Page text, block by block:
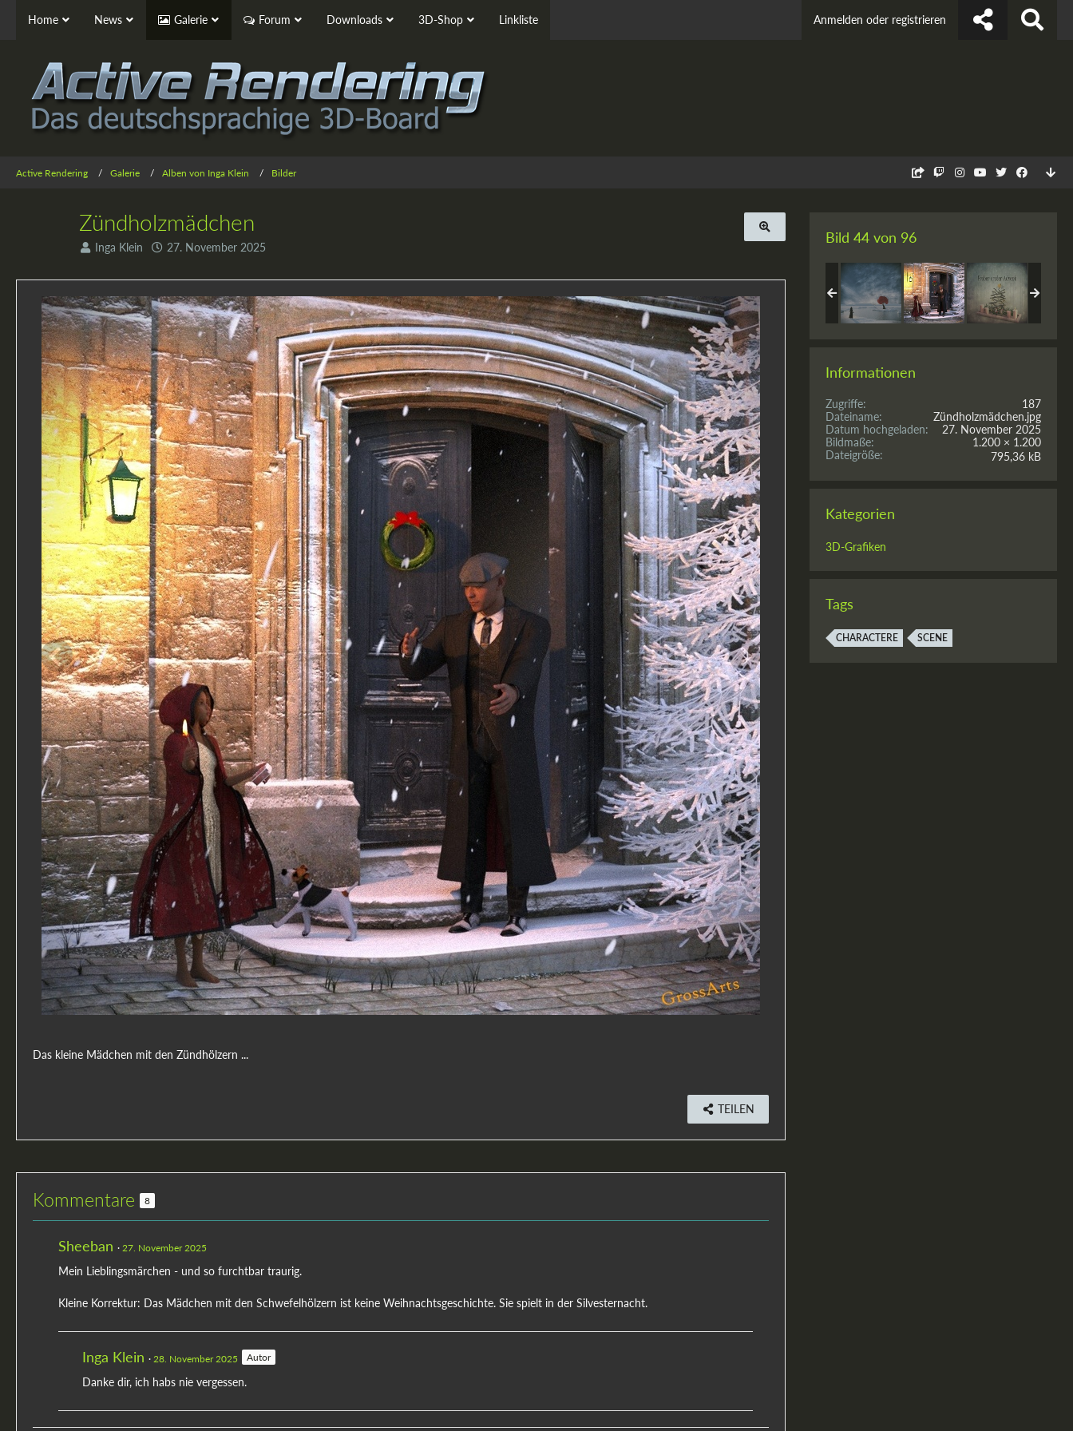
Home News Galerie Forum Downloads 3D-Shop Linkliste Anmelden oder registrieren
Active Rendering Galerie Alben von Inga Klein Bilder
Zündholzmädchen
Inga Klein 27. November 2025
Das kleine Mädchen mit den Zündhölzern ...
TEILEN
Kommentare 8
Sheeban 27. November 2025
Mein Lieblingsmärchen - und so furchtbar traurig.
Kleine Korrektur: Das Mädchen mit den Schwefelhölzern ist keine Weihnachtsgeschichte. Sie spielt in der Silvesternacht.
Inga Klein 28. November 2025 Autor
Danke dir, ich habs nie vergessen.
Bild 44 von 96
Informationen
Zugriffe
187
Dateiname
Zündholzmädchen.jpg
Datum hochgeladen
27. November 2025
Bildmaße
1.200 × 1.200
Dateigröße
795,36 kB
Kategorien
3D-Grafiken
Tags
CHARACTERE SCENE